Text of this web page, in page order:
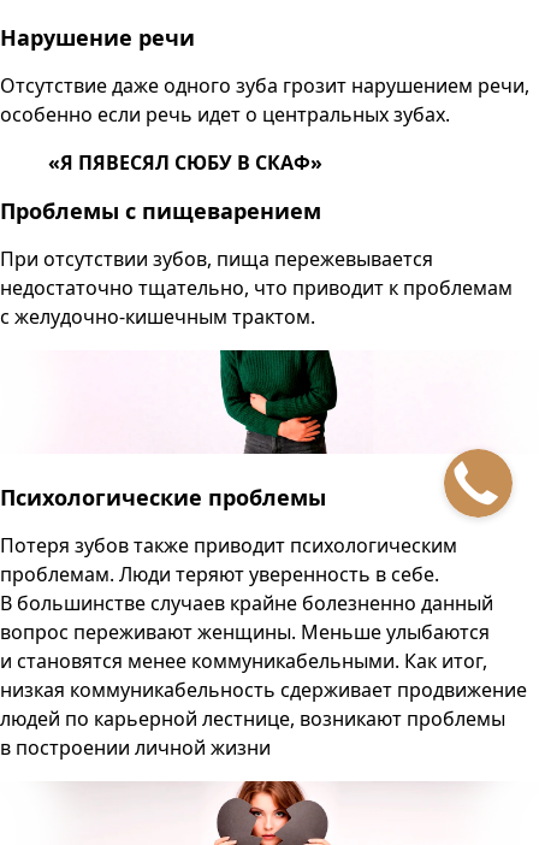
Нарушение речи
Отсутствие даже одного зуба грозит нарушением речи,
особенно если речь идет о центральных зубах.
«Я ПЯВЕСЯЛ СЮБУ В СКАФ»
Проблемы с пищеварением
При отсутствии зубов, пища пережевывается
недостаточно тщательно, что приводит к проблемам
с желудочно-кишечным трактом.
Психологические проблемы
Потеря зубов также приводит психологическим
проблемам. Люди теряют уверенность в себе.
В большинстве случаев крайне болезненно данный
вопрос переживают женщины. Меньше улыбаются
и становятся менее коммуникабельными. Как итог,
низкая коммуникабельность сдерживает продвижение
людей по карьерной лестнице, возникают проблемы
в построении личной жизни